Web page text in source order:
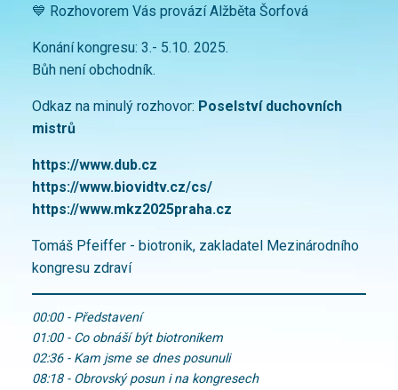
💙 Rozhovorem Vás provází Alžběta Šorfová
Konání kongresu: 3.- 5.10. 2025.
Bůh není obchodník.
Odkaz na minulý rozhovor: Poselství duchovních
mistrů
https://www.dub.cz
https://www.biovidtv.cz/cs/
https://www.mkz2025praha.cz
Tomáš Pfeiffer - biotronik, zakladatel Mezinárodního
kongresu zdraví
00:00 - Představení
01:00 - Co obnáší být biotronikem
02:36 - Kam jsme se dnes posunuli
08:18 - Obrovský posun i na kongresech